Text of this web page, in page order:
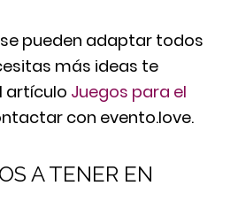
pueden adaptar todos
más ideas te
artículo Juegos para el
con evento.love.
A TENER EN